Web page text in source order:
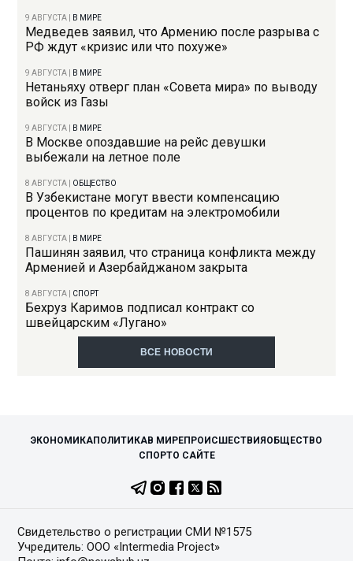
9 АВГУСТА В МИРЕ
Медведев заявил, что Армению после разрыва с
РФ ждут «кризис или что похуже»
9 АВГУСТА В МИРЕ
Нетаньяху отверг план «Совета мира» по выводу
войск из Газы
9 АВГУСТА В МИРЕ
В Москве опоздавшие на рейс девушки
выбежали на летное поле
8 АВГУСТА ОБЩЕСТВО
В Узбекистане могут ввести компенсацию
процентов по кредитам на электромобили
8 АВГУСТА В МИРЕ
Пашинян заявил, что страница конфликта между
Арменией и Азербайджаном закрыта
8 АВГУСТА СПОРТ
Бехруз Каримов подписал контракт со
швейцарским «Лугано»
ВСЕ НОВОСТИ
ЭКОНОМИКАПОЛИТИКАВ МИРЕПРОИСШЕСТВИЯОБЩЕСТВО
СПОРТО САЙТЕ
Свидетельство о регистрации СМИ №1575
Учредитель: ООО «Intermedia Project»